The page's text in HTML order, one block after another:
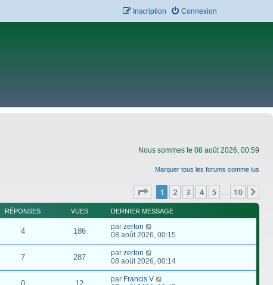
Connexion
Inscription
Nous sommes le 08 août 2026, 00:59
Marquer tous les forums comme lus
Page 1sur10
1 2 3 4 5 10
RÉPONSES VUES DERNIER MESSAGE
4 186 par zerton
08 août 2026, 00:15
7 287 par zerton
08 août 2026, 00:14
par Francis V